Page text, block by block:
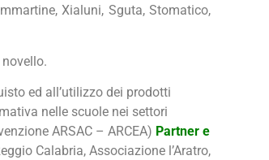
Xialuni, Sguta, Stomatico,
ed all’utilizzo dei prodotti
nelle scuole nei settori
ARSAC – ARCEA) Partner e
Calabria, Associazione l’Aratro,